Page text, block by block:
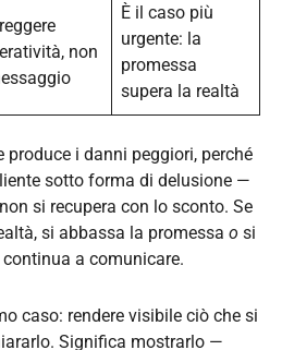
non
È il caso più
urgente: la
promessa
supera la realtà
produce i danni peggiori, perché
sotto forma di delusione —
si recupera con lo sconto. Se
si abbassa la promessa o si
a comunicare.
caso: rendere visibile ciò che si
Significa mostrarlo —